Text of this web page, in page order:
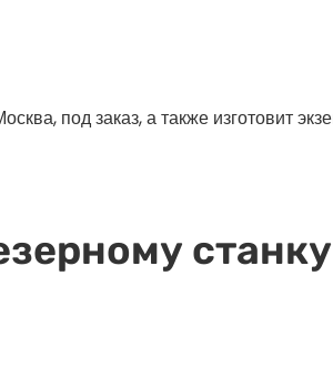
под заказ, а также изготовит